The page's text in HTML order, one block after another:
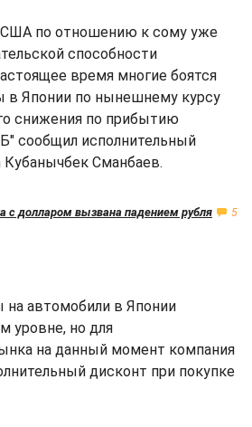
США по отношению к сому уже
способности
время многие боятся
в Японии по нынешнему курсу
снижения по прибытию
сообщил исполнительный
Кубанычбек Сманбаев.
с долларом вызвана падением рубля 5
на автомобили в Японии
уровне, но для
на данный момент компания
дисконт при покупке